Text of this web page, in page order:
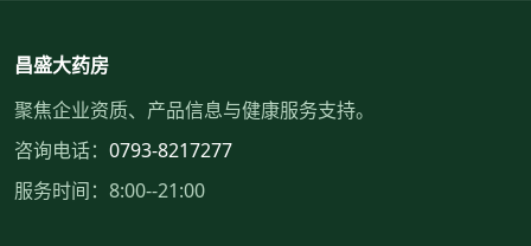
昌盛大药房
聚焦企业资质、产品信息与健康服务支持。
咨询电话： 0793-8217277
服务时间：8:00--21:00